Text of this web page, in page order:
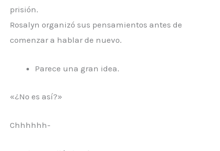
prisión.
Rosalyn organizó sus pensamientos antes de
comenzar a hablar de nuevo.
Parece una gran idea.
«¿No es así?»
Chhhhhh-